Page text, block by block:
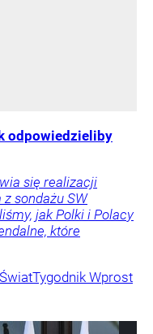
odpowiedzieliby
się realizacji
sondażu SW
jak Polki i Polacy
które
ŚwiatTygodnik Wprost